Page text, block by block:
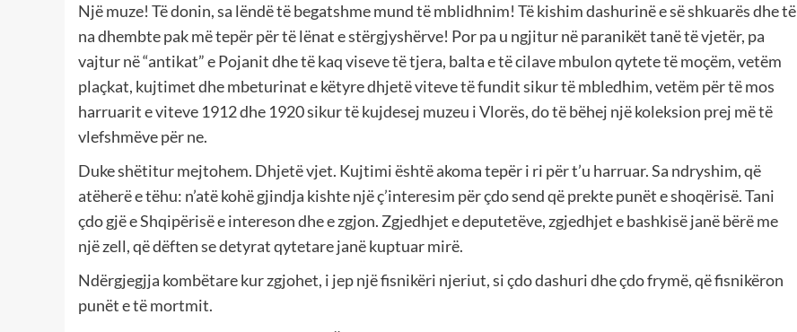
Një muze! Të donin, sa lëndë të begatshme mund të mblidhnim! Të kishim dashurinë e së shkuarës dhe të
na dhembte pak më tepër për të lënat e stërgjyshërve! Por pa u ngjitur në paranikët tanë të vjetër, pa
vajtur në “antikat” e Pojanit dhe të kaq viseve të tjera, balta e të cilave mbulon qytete të moçëm, vetëm
plaçkat, kujtimet dhe mbeturinat e këtyre dhjetë viteve të fundit sikur të mbledhim, vetëm për të mos
harruarit e viteve 1912 dhe 1920 sikur të kujdesej muzeu i Vlorës, do të bëhej një koleksion prej më të
vlefshmëve për ne.
Duke shëtitur mejtohem. Dhjetë vjet. Kujtimi është akoma tepër i ri për t’u harruar. Sa ndryshim, që
atëherë e tëhu: n’atë kohë gjindja kishte një ç’interesim për çdo send që prekte punët e shoqërisë. Tani
çdo gjë e Shqipërisë e intereson dhe e zgjon. Zgjedhjet e deputetëve, zgjedhjet e bashkisë janë bërë me
një zell, që dëften se detyrat qytetare janë kuptuar mirë.
Ndërgjegjja kombëtare kur zgjohet, i jep një fisnikëri njeriut, si çdo dashuri dhe çdo frymë, që fisnikëron
punët e të mortmit.